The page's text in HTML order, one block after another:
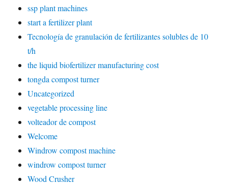
ssp plant machines
start a fertilizer plant
Tecnología de granulación de fertilizantes solubles de 10
t/h
the liquid biofertilizer manufacturing cost
tongda compost turner
Uncategorized
vegetable processing line
volteador de compost
Welcome
Windrow compost machine
windrow compost turner
Wood Crusher